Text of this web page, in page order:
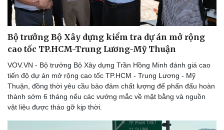
Bộ trưởng Bộ Xây dựng kiểm tra dự án mở rộng
cao tốc TP.HCM-Trung Lương-Mỹ Thuận
VOV.VN - Bộ trưởng Bộ Xây dựng Trần Hồng Minh đánh giá cao
tiến độ dự án mở rộng cao tốc TP.HCM - Trung Lương - Mỹ
Thuận, đồng thời yêu cầu bảo đảm chất lượng để phấn đấu hoàn
thành sớm 6 tháng nếu các vướng mắc về mặt bằng và nguồn
vật liệu được tháo gỡ kịp thời.